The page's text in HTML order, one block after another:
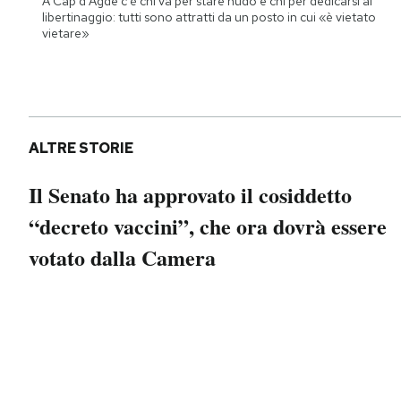
Notifiche mobile
Regala il Post
libertinaggio: tutti sono attratti da un posto in cui «è vietato
vietare»
ALTRE STORIE
Il Senato ha approvato il cosiddetto
“decreto vaccini”, che ora dovrà essere
votato dalla Camera